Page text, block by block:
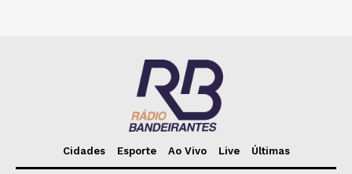
Cidades Esporte Ao Vivo Live Últimas